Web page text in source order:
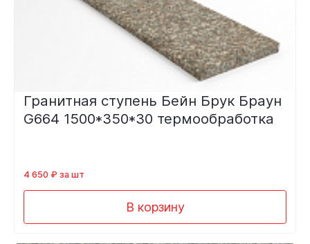
Гранитная ступень Бейн Брук Браун
G664 1500*350*30 термообработка
4 650 ₽ за шт
В корзину